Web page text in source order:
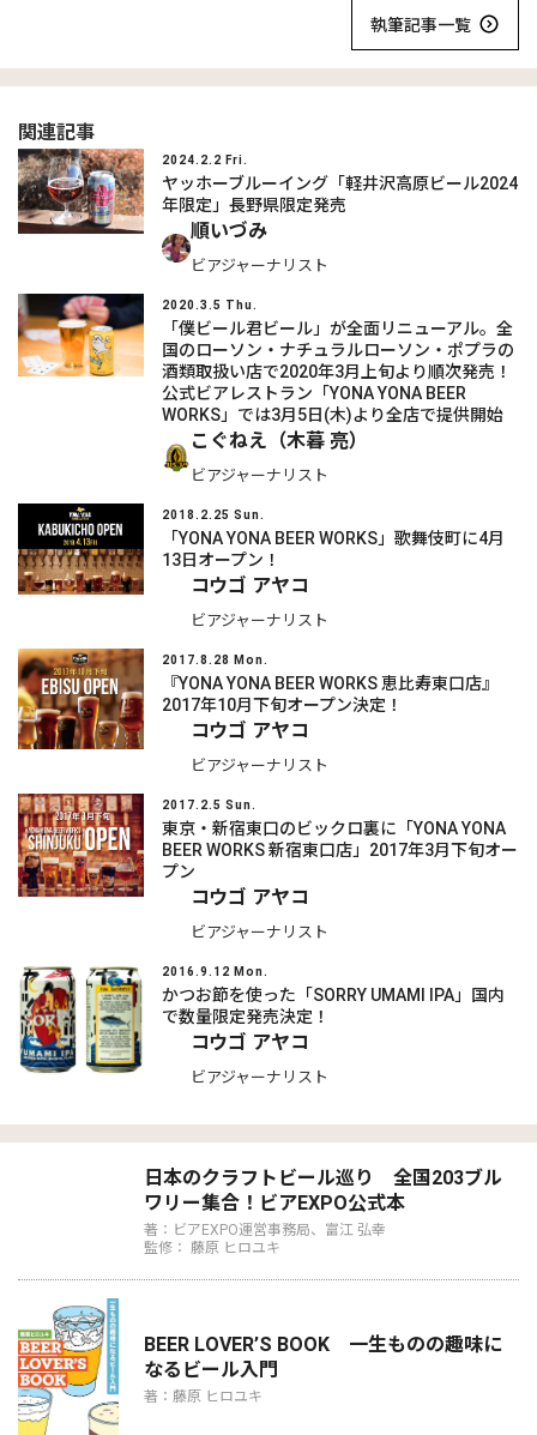
執筆記事一覧
関連記事
2024.2.2 Fri.
ヤッホーブルーイング「軽井沢高原ビール2024
年限定」長野県限定発売
順いづみ
ビアジャーナリスト
2020.3.5 Thu.
「僕ビール君ビール」が全面リニューアル。全
国のローソン・ナチュラルローソン・ポプラの
酒類取扱い店で2020年3月上旬より順次発売！
公式ビアレストラン「YONA YONA BEER
WORKS」では3月5日(木)より全店で提供開始
こぐねえ（木暮 亮）
ビアジャーナリスト
2018.2.25 Sun.
「YONA YONA BEER WORKS」歌舞伎町に4月
13日オープン！
コウゴ アヤコ
ビアジャーナリスト
2017.8.28 Mon.
『YONA YONA BEER WORKS 恵比寿東口店』
2017年10月下旬オープン決定！
コウゴ アヤコ
ビアジャーナリスト
2017.2.5 Sun.
東京・新宿東口のビックロ裏に「YONA YONA
BEER WORKS 新宿東口店」2017年3月下旬オー
プン
コウゴ アヤコ
ビアジャーナリスト
2016.9.12 Mon.
かつお節を使った「SORRY UMAMI IPA」国内
で数量限定発売決定！
コウゴ アヤコ
ビアジャーナリスト
日本のクラフトビール巡り 全国203ブル
ワリー集合！ビアEXPO公式本
著：ビアEXPO運営事務局、富江 弘幸
BEER LOVER’S BOOK 一生ものの趣味に